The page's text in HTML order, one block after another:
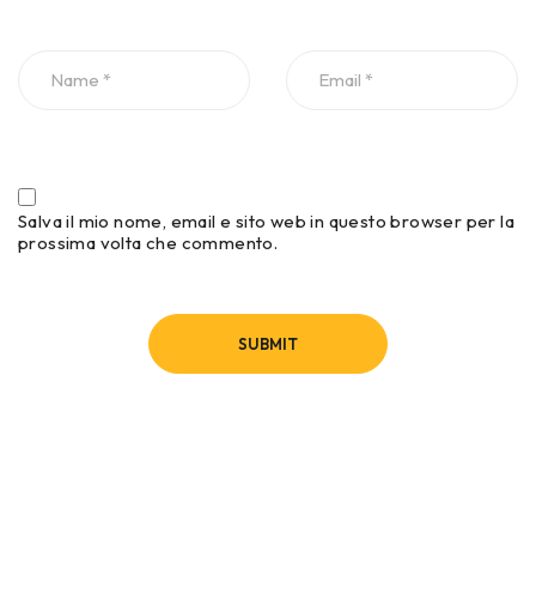
Salva il mio nome, email e sito web in questo browser per la
prossima volta che commento.